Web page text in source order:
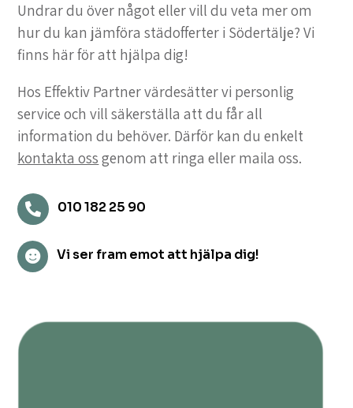
Undrar du över något eller vill du veta mer om
hur du kan jämföra städofferter i Södertälje? Vi
finns här för att hjälpa dig!
Hos Effektiv Partner värdesätter vi personlig
service och vill säkerställa att du får all
information du behöver. Därför kan du enkelt
kontakta oss genom att ringa eller maila oss.
 010 182 25 90
 Vi ser fram emot att hjälpa dig!